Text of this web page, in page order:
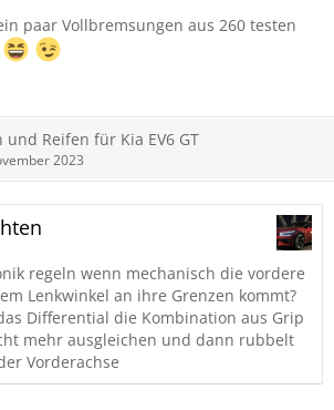
paar Vollbremsungen aus 260 testen
und Reifen für Kia EV6 GT
2023
regeln wenn mechanisch die vordere
Lenkwinkel an ihre Grenzen kommt?
Differential die Kombination aus Grip
mehr ausgleichen und dann rubbelt
Vorderachse